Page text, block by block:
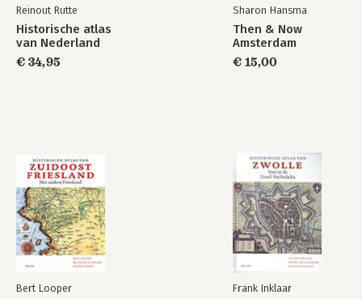
Reinout Rutte
Historische atlas
van Nederland
€ 34,95
Sharon Hansma
Then & Now
Amsterdam
€ 15,00
Bert Looper Frank Inklaar